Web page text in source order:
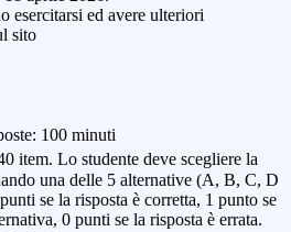
esercitarsi ed avere ulteriori
sito
100 minuti
item. Lo studente deve scegliere la
una delle 5 alternative (A, B, C, D
se la risposta è corretta, 1 punto se
0 punti se la risposta è errata.